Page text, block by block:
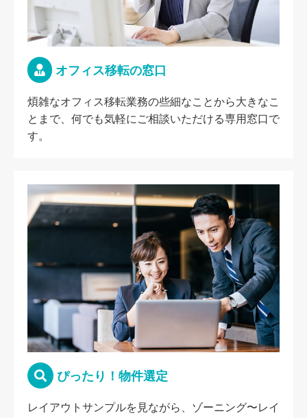
オフィス移転の窓口
煩雑なオフィス移転業務の些細なことから大きなこ
とまで、何でも気軽にご相談いただける専用窓口で
す。
ぴったり！物件選定
レイアウトサンプルを見ながら、ゾーニング〜レイ